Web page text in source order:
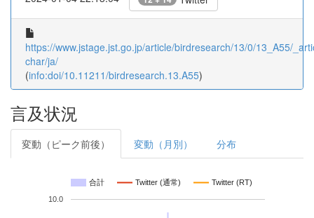
https://www.jstage.jst.go.jp/article/birdresearch/13/0/13_A55/
char/ja/
(info:doi/10.11211/birdresearch.13.A55)
言及状況
変動（ピーク前後） 変動（月別） 分布
合計 Twitter (通常) Twitter (RT)
10.0